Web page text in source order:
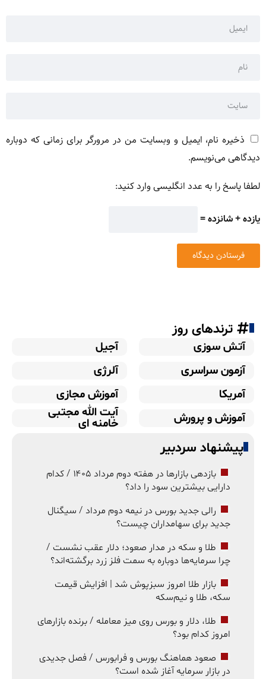
ذخیره نام، ایمیل و وبسایت من در مرورگر برای زمانی که دوباره
دیدگاهی می‌نویسم.
لطفا پاسخ را به عدد انگلیسی وارد کنید:
یازده + شانزده =
ترندهای روز
آتش سوزی
آجیل
آزمون سراسری
آلرژی
آمریکا
آموزش مجازی
آموزش و پرورش
آیت الله مجتبی
خامنه ای
پیشنهاد سردبیر
بازدهی بازارها در هفته دوم مرداد ۱۴۰۵ / کدام
دارایی بیشترین سود را داد؟
رالی جدید بورس در نیمه دوم مرداد / سیگنال
جدید برای سهامداران چیست؟
طلا و سکه در مدار صعود؛ دلار عقب نشست /
چرا سرمایه‌ها دوباره به سمت فلز زرد برگشته‌اند؟
بازار طلا امروز سبزپوش شد | افزایش قیمت
سکه، طلا و نیم‌سکه
طلا، دلار و بورس روی میز معامله / برنده بازارهای
امروز کدام بود؟
صعود هماهنگ بورس و فرابورس / فصل جدیدی
در بازار سرمایه آغاز شده است؟